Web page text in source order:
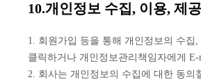
10.개인정보 수집, 이용, 제
1. 회원가입 등을 통해 개인정보의 수
클릭하거나 개인정보관리책임자에게
2. 회사는 개인정보의 수집에 대한 동